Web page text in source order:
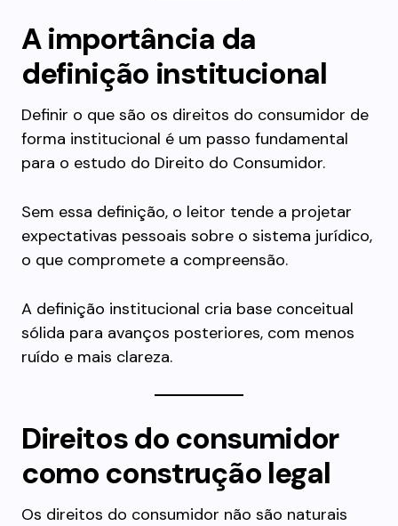
A importância da
definição institucional
Definir o que são os direitos do consumidor de
forma institucional é um passo fundamental
para o estudo do Direito do Consumidor.
Sem essa definição, o leitor tende a projetar
expectativas pessoais sobre o sistema jurídico,
o que compromete a compreensão.
A definição institucional cria base conceitual
sólida para avanços posteriores, com menos
ruído e mais clareza.
Direitos do consumidor
como construção legal
Os direitos do consumidor não são naturais